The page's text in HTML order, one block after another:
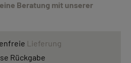
Beratung mit unserer
Lieferung
Rückgabe